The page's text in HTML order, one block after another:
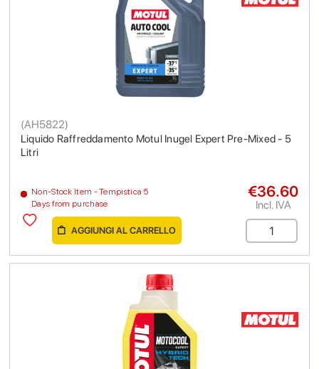
Liquido Raffreddamento Motul Inugel Expert Pre-Mixed - 5
Litri
(AH5822)
Non-Stock Item - Tempistica 5
Days from purchase
€36.60
Incl. IVA
AGGIUNGI AL CARRELLO